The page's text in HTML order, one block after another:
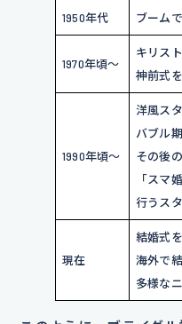
1950年代
ブーム
1970年頃～
キリス
神前式
1990年頃～
洋風ス
バブル
その後
「スマ
行うス
現在
結婚式
海外で
多様な